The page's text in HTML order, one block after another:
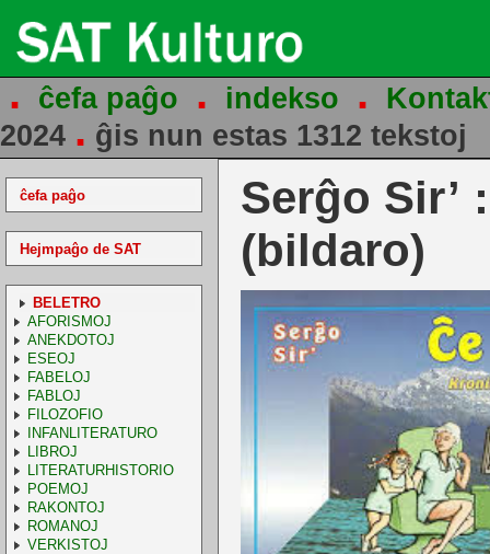
. ĉefa paĝo . indekso .
2024 . ĝis nun estas 1312 tekstoj
ĉefa paĝo
Hejmpaĝo de SAT
BELETRO
AFORISMOJ
ANEKDOTOJ
ESEOJ
FABELOJ
FABLOJ
FILOZOFIO
INFANLITERATURO
LIBROJ
LITERATURHISTORIO
POEMOJ
RAKONTOJ
ROMANOJ
VERKISTOJ
Serĝo Sir’
(bildaro)